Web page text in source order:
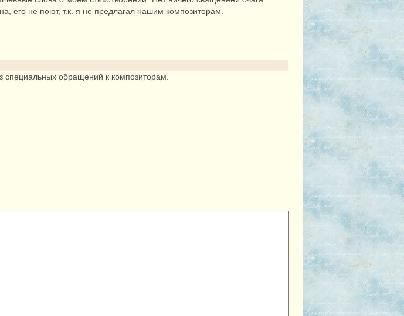
его не поют, т.к. я не предлагал нашим композиторам.
специальных обращений к композиторам.